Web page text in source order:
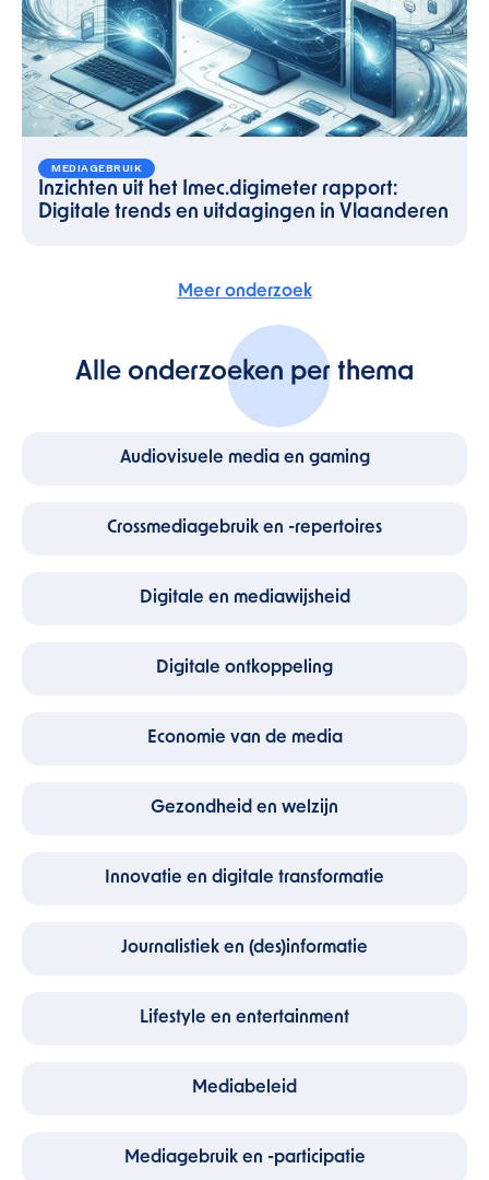
MEDIAGEBRUIK
Inzichten uit het Imec.digimeter rapport:
Digitale trends en uitdagingen in Vlaanderen
Meer onderzoek
Alle onderzoeken per thema
Audiovisuele media en gaming
Crossmediagebruik en -repertoires
Digitale en mediawijsheid
Digitale ontkoppeling
Economie van de media
Gezondheid en welzijn
Innovatie en digitale transformatie
Journalistiek en (des)informatie
Lifestyle en entertainment
Mediabeleid
Mediagebruik en -participatie